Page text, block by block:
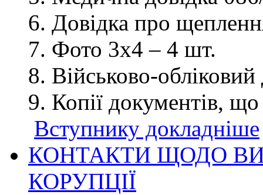
Довідка про
Фото 3х4 – 4 шт.
Військово-
Копії документів,
Вступнику докладніше
КОНТАКТИ ЩОДО
КОРУПЦІЇ